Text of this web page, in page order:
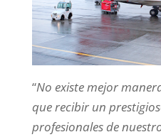
“No existe mejor
que recibir un
profesionales de